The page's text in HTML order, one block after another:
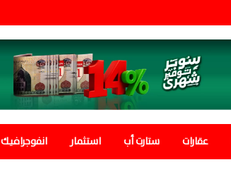
عقارات ستارت أب استثمار انفوجرافيك